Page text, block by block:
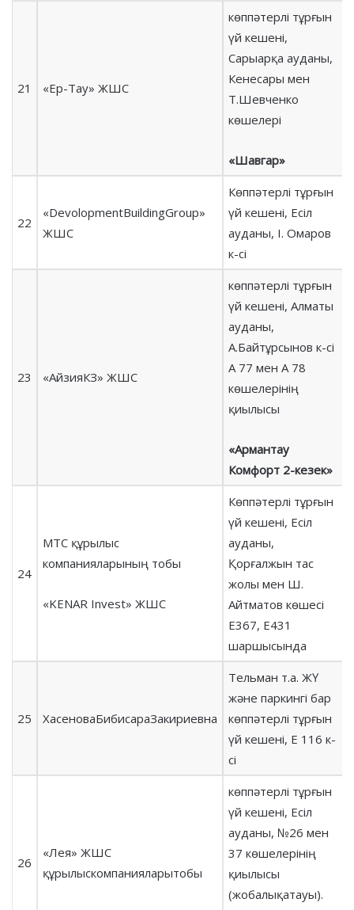
21 «Ер-Тау» ЖШС
көппәтерлі тұрғын
үй кешені,
Сарыарқа ауданы,
Кенесары мен
Т.Шевченко
көшелері
«Шавгар»
22
«DevolopmentBuildingGroup»
ЖШС
Көппәтерлі тұрғын
үй кешені, Есіл
ауданы, І. Омаров
к-сі
23 «АйзияКЗ» ЖШС
көппәтерлі тұрғын
үй кешені, Алматы
ауданы,
А.Байтұрсынов к-сі
А 77 мен А 78
көшелерінің
қиылысы
«Армантау
Комфорт 2-кезек»
24
МТС құрылыс
компанияларының тобы
«KENAR Invest» ЖШС
Көппәтерлі тұрғын
үй кешені, Есіл
ауданы,
Қорғалжын тас
жолы мен Ш.
Айтматов көшесі
Е367, Е431
шаршысында
25 ХасеноваБибисараЗакириевна
Тельман т.а. ЖҮ
және паркингі бар
көппәтерлі тұрғын
үй кешені, Е 116 к-
сі
26
«Лея» ЖШС
құрылыскомпанияларытобы
көппәтерлі тұрғын
үй кешені, Есіл
ауданы, №26 мен
37 көшелерінің
қиылысы
(жобалықатауы).